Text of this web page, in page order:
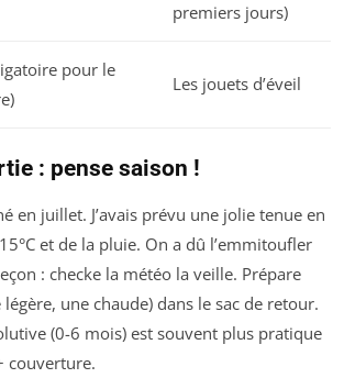
premiers jours)
pour le
Les jouets d’éveil
: pense saison !
en juillet. J’avais prévu une jolie tenue en
et de la pluie. On a dû l’emmitoufler
: checke la météo la veille. Prépare
une chaude) dans le sac de retour.
(0-6 mois) est souvent plus pratique
couverture.